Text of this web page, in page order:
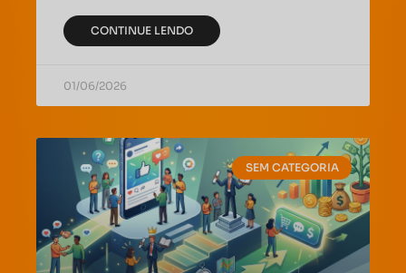
CONTINUE LENDO
01/06/2026
SEM CATEGORIA